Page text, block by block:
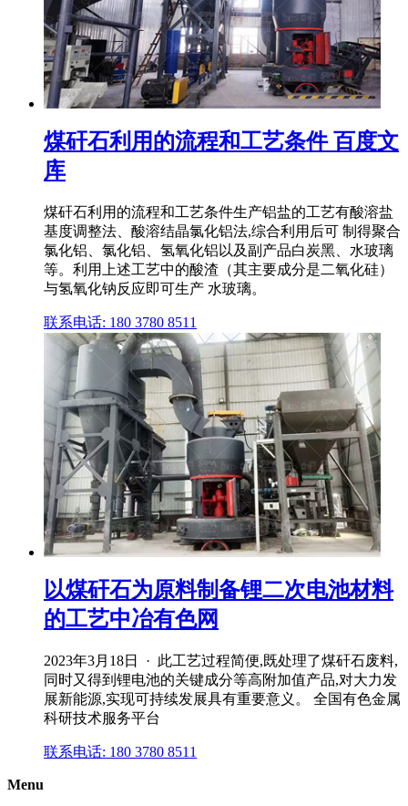
煤矸石利用的流程和工艺条件 百度文
库
煤矸石利用的流程和工艺条件生产铝盐的工艺有酸溶盐
基度调整法、酸溶结晶氯化铝法,综合利用后可 制得聚合
氯化铝、氯化铝、氢氧化铝以及副产品白炭黑、水玻璃
等。利用上述工艺中的酸渣（其主要成分是二氧化硅）
与氢氧化钠反应即可生产 水玻璃。
联系电话: 180 3780 8511
以煤矸石为原料制备锂二次电池材料
的工艺中冶有色网
2023年3月18日 · 此工艺过程简便,既处理了煤矸石废料,
同时又得到锂电池的关键成分等高附加值产品,对大力发
展新能源,实现可持续发展具有重要意义。 全国有色金属
科研技术服务平台
联系电话: 180 3780 8511
Menu